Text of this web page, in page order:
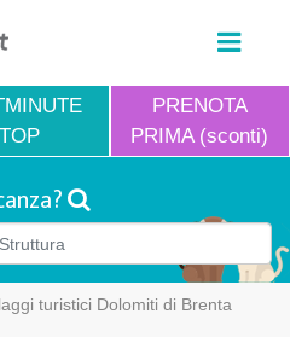
TOP
PRENOTA
PRIMA (sconti)
turistici Dolomiti di Brenta